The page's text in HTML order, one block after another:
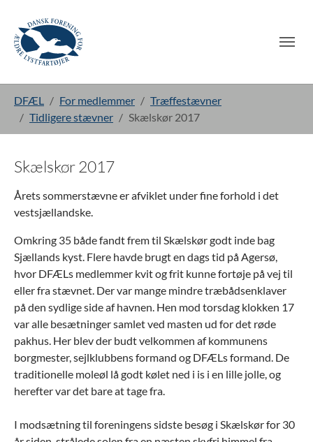
DFÆL For medlemmer
Træffestævner
Tidligere stævner
Skælskør 2017
Skælskør 2017
Årets sommerstævne er afviklet under fine forhold i det
vestsjællandske.
Omkring 35 både fandt frem til Skælskør godt inde bag
Sjællands kyst. Flere havde brugt en dags tid på Agersø,
hvor DFÆLs medlemmer kvit og frit kunne fortøje på vej til
eller fra stævnet. Der var mange mindre træbådsenklaver
på den sydlige side af havnen. Hen mod torsdag klokken 17
var alle besætninger samlet ved masten ud for det røde
pakhus. Her blev der budt velkommen af kommunens
borgmester, sejlklubbens formand og DFÆLs formand. De
traditionelle moleøl lå godt kølet ned i is i en lille jolle, og
herefter var det bare at tage fra.
I modsætning til foreningens sidste besøg i Skælskør for 30